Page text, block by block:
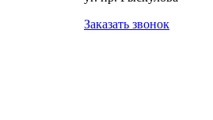
Заказать звонок